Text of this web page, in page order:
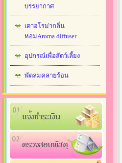
บรรยากาศ
เตาอโรม่ากลิ่น
หอมAroma diffuser
อุปกรณ์เพื่อสัตว์เลี้ยง
พัดลมคลายร้อน